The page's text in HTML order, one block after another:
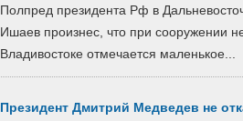
Полпред президента Рф в
Ишаев произнес, что при сооружении
Владивостоке отмечается маленькое...
Президент Дмитрий Медведев не